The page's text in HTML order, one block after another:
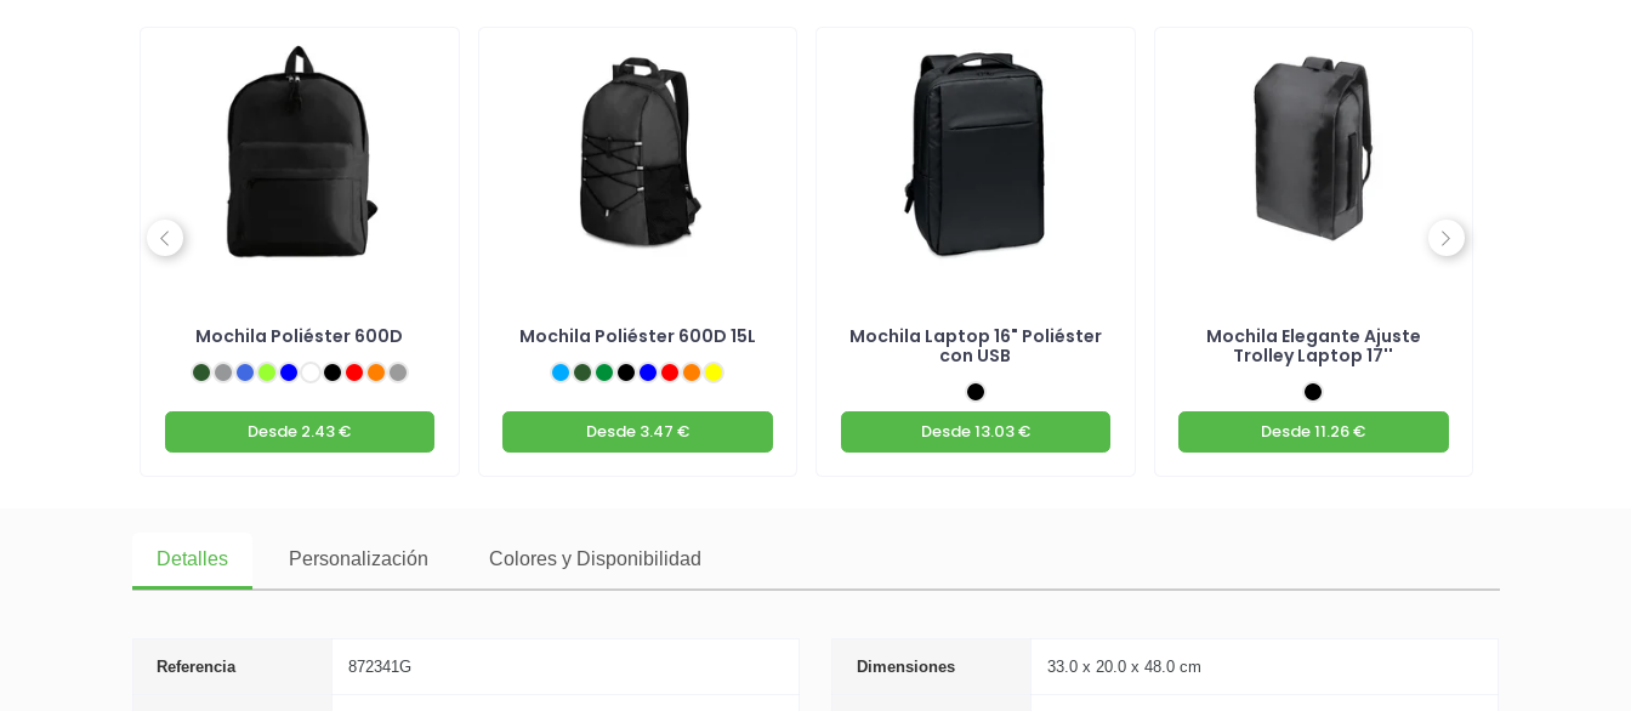
Mochila Poliéster 600D
Desde 2.43 €
Mochila Poliéster 600D 15L
Desde3.47 €
Mochila Laptop 16" Poliéster
con USB
Desde13.03 €
Mochila Elegante Ajuste
Trolley Laptop 17''
Desde11.26 €
Previous Next
Detalles Personalización Colores y Disponibilidad
Referencia 872341G Dimensiones 33.0 x 20.0 x 48.0 cm